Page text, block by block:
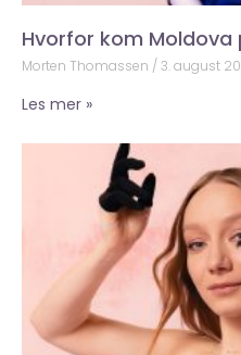
Hvorfor kom Moldova
Morten Thomassen 3. august
Les mer »